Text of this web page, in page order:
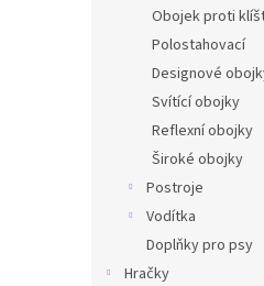
Obojek proti
Polostahovací
Designové
Svítící obojky
Reflexní obojky
Široké obojky
Postroje
Vodítka
Doplňky pro psy
Hračky